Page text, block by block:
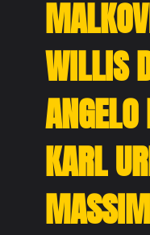
WILLIS
KARL